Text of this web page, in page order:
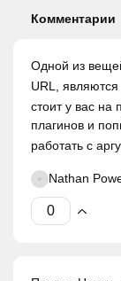
Комментарии
Одной из
URL, являются
стоит у вас на
плагинов и
работать с
Nathan